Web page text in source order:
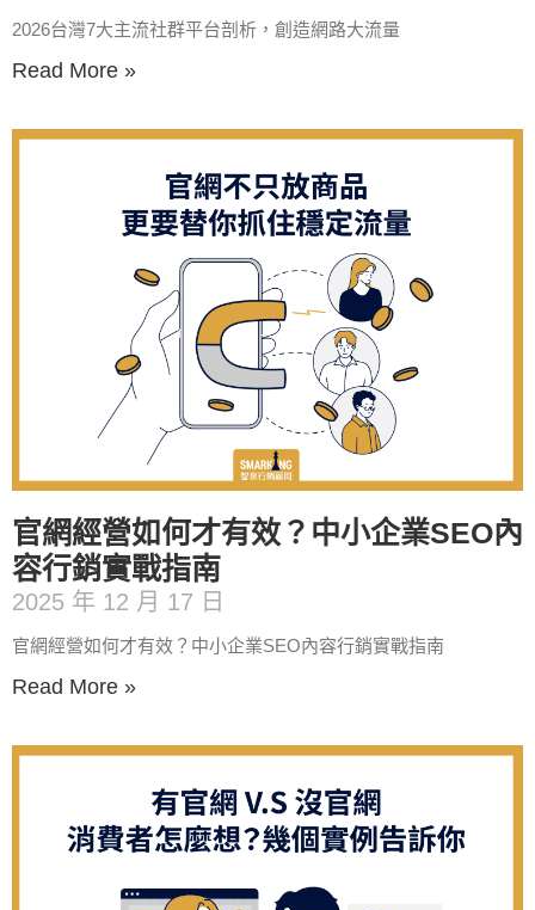
2026台灣7大主流社群平台剖析，創造網路大流量
Read More »
官網經營如何才有效？中小企業SEO內
容行銷實戰指南
2025 年 12 月 17 日
官網經營如何才有效？中小企業SEO內容行銷實戰指南
Read More »